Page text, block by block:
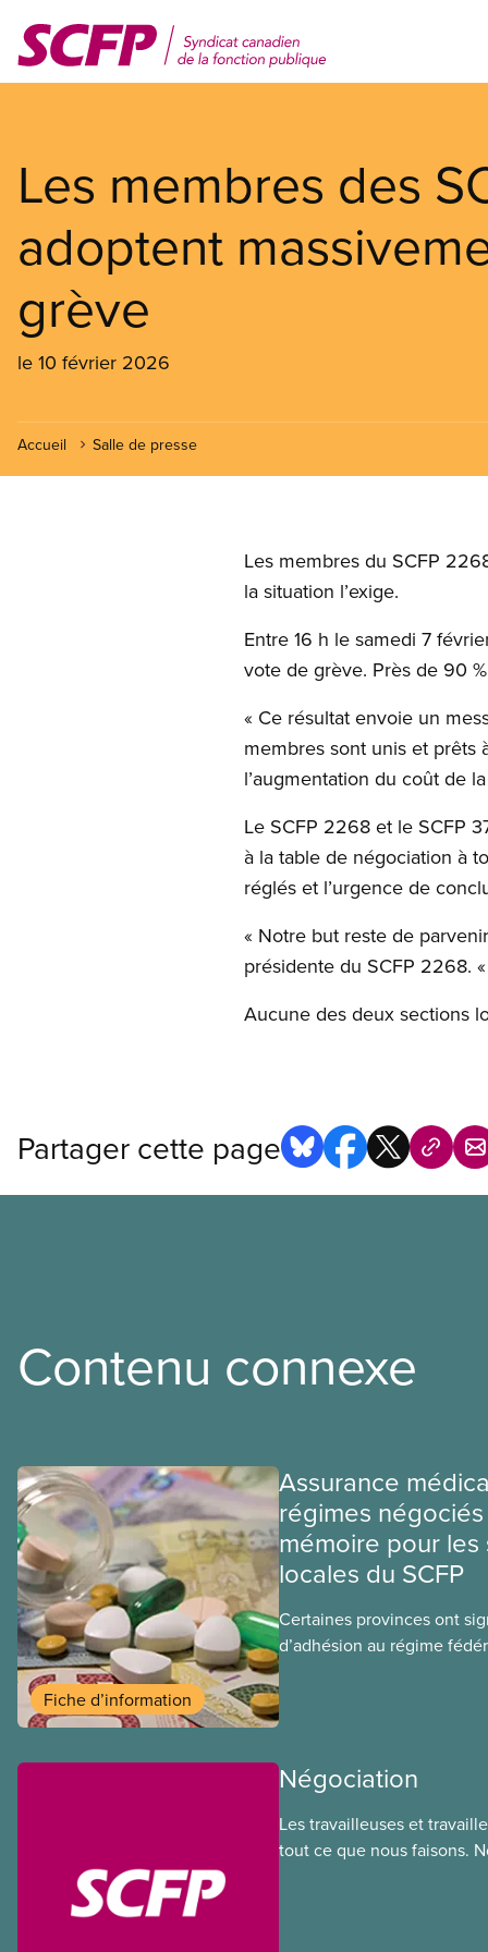
contenu
Les membres des
adoptent
grève
le 10 février 2026
Accueil Salle de presse
Les membres du SCFP
la situation l’exige.
Entre 16 h le samedi 7
vote de grève. Près de 90
« Ce résultat envoie un
membres sont unis et
l’augmentation du coût de
Le SCFP 2268 et le SCFP
à la table de négociation à
réglés et l’urgence de
« Notre but reste de
présidente du SCFP 2268.
Aucune des deux sections
Partager cette page
Contenu connexe
Fiche d’information
Assurance
régimes
mémoire pour les
locales du SCFP
Certaines provinces ont
d’adhésion au régime
Négociation
Les travailleuses et
tout ce que nous faisons.